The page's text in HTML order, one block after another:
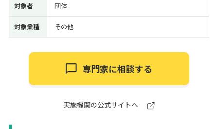
対象者 団体
対象業種 その他
専門家に相談する
実施機関の公式サイトへ